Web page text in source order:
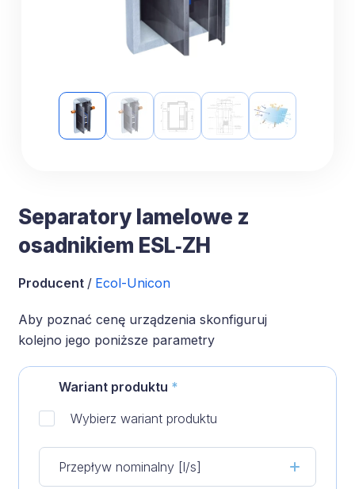
Separatory lamelowe z
osadnikiem ESL‑ZH
Producent / Ecol-Unicon
Aby poznać cenę urządzenia skonfiguruj
kolejno jego poniższe parametry
Wariant produktu *
Wybierz wariant produktu
Przepływ nominalny [l/s]